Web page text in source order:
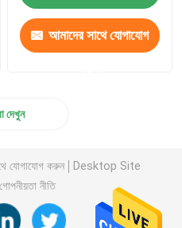
আমাদের সাথে যোগাযোগ
দেখুন
যোগাযোগ করুন
Desktop Site
গোপনীয়তা নীতি